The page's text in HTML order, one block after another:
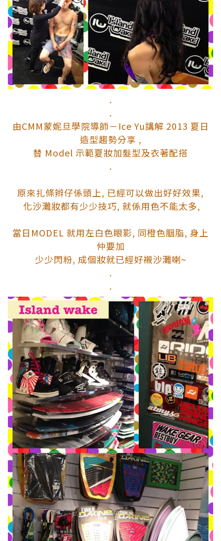
.
.
由CMM蒙妮旦學院導師－Ice Yu講解 2013 夏日
造型趨勢分享 ,
替 Model 示範夏妝加髮型及衣著配搭
.
原來扎條辫仔係頭上, 已經可以做出好好效果,
化沙灘妝都有少少技巧, 就係用色不能太多,
當日MODEL 就用左白色眼影, 同橙色胭脂, 身上
仲要加
少少閃粉, 成個妝就已經好襯沙灘喇~
.
.